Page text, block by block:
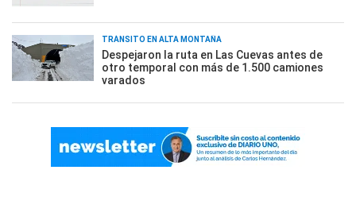
TRÁNSITO EN ALTA MONTAÑA
Despejaron la ruta en Las Cuevas antes de
otro temporal con más de 1.500 camiones
varados